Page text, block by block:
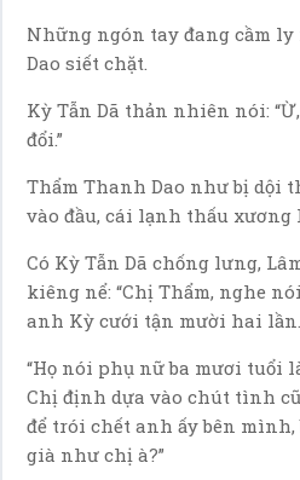
Những ngón tay đang cầm
Dao siết chặt.
Kỳ Tẫn Dã thản nhiên nói:
đổi.”
Thẩm Thanh Dao như bị dội
vào đầu, cái lạnh thấu
Có Kỳ Tẫn Dã chống lưng,
kiêng nể: “Chị Thẩm, nghe
anh Kỳ cưới tận mười hai
“Họ nói phụ nữ ba mươi tuổi
Chị định dựa vào chút tình
để trói chết anh ấy bên
già như chị à?”